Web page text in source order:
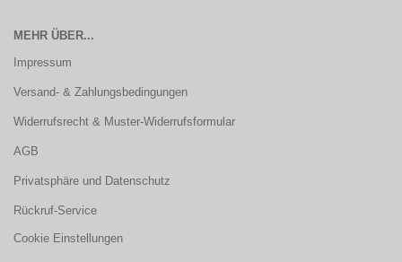
MEHR ÜBER...
Impressum
Versand- & Zahlungsbedingungen
Widerrufsrecht & Muster-Widerrufsformular
AGB
Privatsphäre und Datenschutz
Rückruf-Service
Cookie Einstellungen